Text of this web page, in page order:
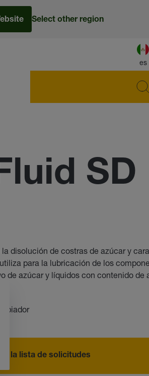
es
Select other region
SD
disolución de costras de azúcar y
para la lubricación de los
de azúcar y líquidos con contenido de
a la lista de solicitudes